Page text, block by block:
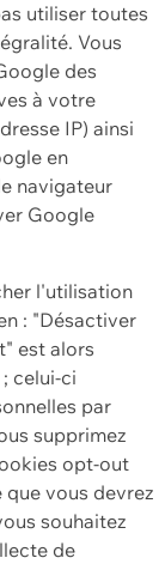
utiliser toutes
Vous
des
à votre
IP) ainsi
en
navigateur
Google
l'utilisation
: "Désactiver
est alors
celui-ci
par
supprimez
opt-out
vous devrez
souhaitez
de